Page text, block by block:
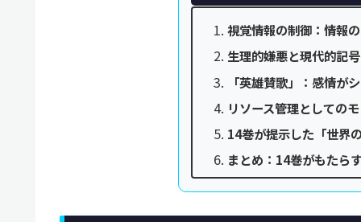
視覚情報の制御：情報
生理的嫌悪と現代的記
「英雄賛歌」：感情が
リソース管理としての
14巻が提示した「世界
まとめ：14巻がもたら